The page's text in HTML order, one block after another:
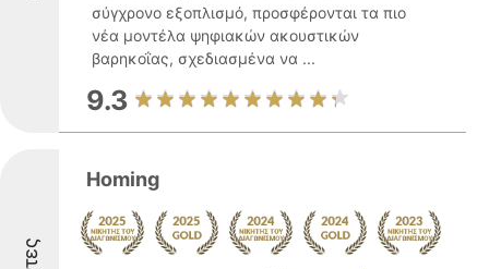
σύγχρονο εξοπλισμό, προσφέρονται τα πιο
νέα μοντέλα ψηφιακών ακουστικών
βαρηκοΐας, σχεδιασμένα να ...
9.3
Homing